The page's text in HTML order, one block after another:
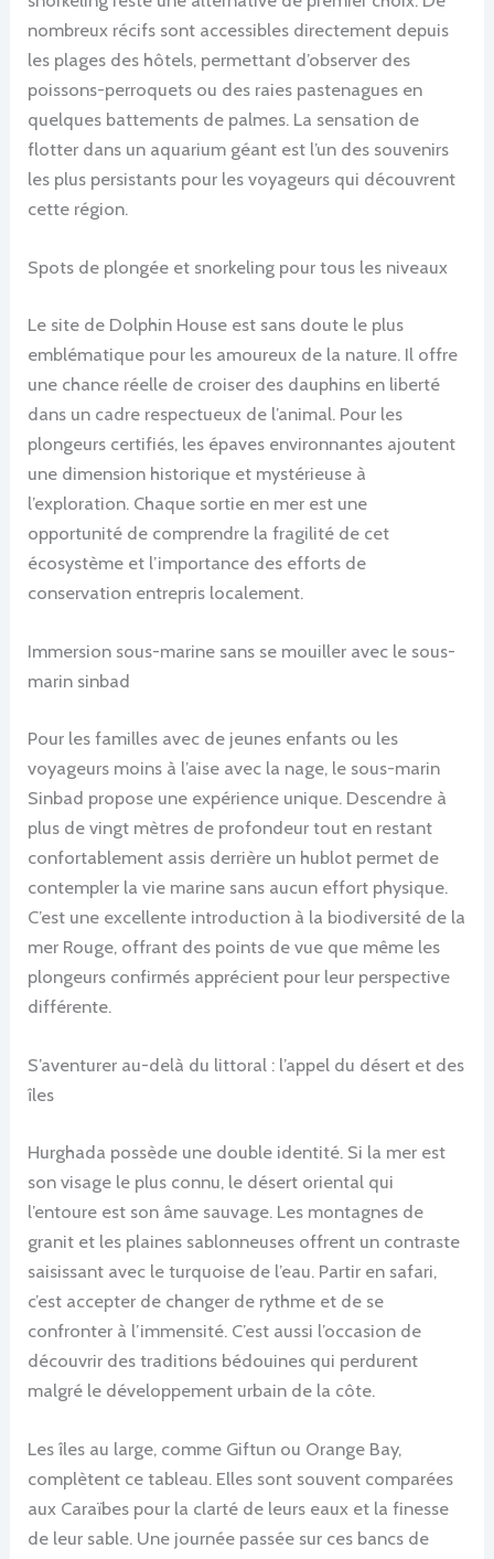
nombreux récifs sont accessibles directement depuis
les plages des hôtels, permettant d’observer des
poissons-perroquets ou des raies pastenagues en
quelques battements de palmes. La sensation de
flotter dans un aquarium géant est l’un des souvenirs
les plus persistants pour les voyageurs qui découvrent
cette région.
Spots de plongée et snorkeling pour tous les niveaux
Le site de Dolphin House est sans doute le plus
emblématique pour les amoureux de la nature. Il offre
une chance réelle de croiser des dauphins en liberté
dans un cadre respectueux de l’animal. Pour les
plongeurs certifiés, les épaves environnantes ajoutent
une dimension historique et mystérieuse à
l’exploration. Chaque sortie en mer est une
opportunité de comprendre la fragilité de cet
écosystème et l’importance des efforts de
conservation entrepris localement.
Immersion sous-marine sans se mouiller avec le sous-
marin sinbad
Pour les familles avec de jeunes enfants ou les
voyageurs moins à l’aise avec la nage, le sous-marin
Sinbad propose une expérience unique. Descendre à
plus de vingt mètres de profondeur tout en restant
confortablement assis derrière un hublot permet de
contempler la vie marine sans aucun effort physique.
C’est une excellente introduction à la biodiversité de la
mer Rouge, offrant des points de vue que même les
plongeurs confirmés apprécient pour leur perspective
différente.
S’aventurer au-delà du littoral : l’appel du désert et des
îles
Hurghada possède une double identité. Si la mer est
son visage le plus connu, le désert oriental qui
l’entoure est son âme sauvage. Les montagnes de
granit et les plaines sablonneuses offrent un contraste
saisissant avec le turquoise de l’eau. Partir en safari,
c’est accepter de changer de rythme et de se
confronter à l’immensité. C’est aussi l’occasion de
découvrir des traditions bédouines qui perdurent
malgré le développement urbain de la côte.
Les îles au large, comme Giftun ou Orange Bay,
complètent ce tableau. Elles sont souvent comparées
aux Caraïbes pour la clarté de leurs eaux et la finesse
de leur sable. Une journée passée sur ces bancs de